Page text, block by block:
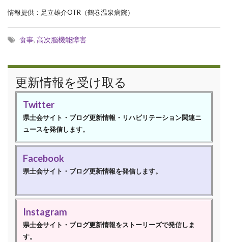
情報提供：足立雄介OTR（鶴巻温泉病院）
食事, 高次脳機能障害
更新情報を受け取る
Twitter
県士会サイト・ブログ更新情報・リハビリテーション関連ニ
ュースを発信します。
Facebook
県士会サイト・ブログ更新情報を発信します。
Instagram
県士会サイト・ブログ更新情報をストーリーズで発信しま
す。